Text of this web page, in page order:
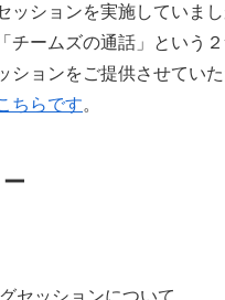
ッションを実施していま
チームズの通話」という
ションをご提供させていた
ちらです。
セッションについて